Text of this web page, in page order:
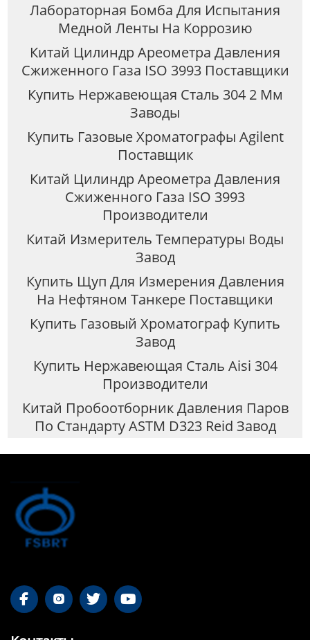
Лабораторная Бомба Для Испытания
Медной Ленты На Коррозию
Китай Цилиндр Ареометра Давления
Сжиженного Газа ISO 3993 Поставщики
Купить Нержавеющая Сталь 304 2 Мм
Заводы
Купить Газовые Хроматографы Agilent
Поставщик
Китай Цилиндр Ареометра Давления
Сжиженного Газа ISO 3993
Производители
Китай Измеритель Температуры Воды
Завод
Купить Щуп Для Измерения Давления
На Нефтяном Танкере Поставщики
Купить Газовый Хроматограф Купить
Завод
Купить Нержавеющая Сталь Aisi 304
Производители
Китай Пробоотборник Давления Паров
По Стандарту ASTM D323 Reid Завод
   